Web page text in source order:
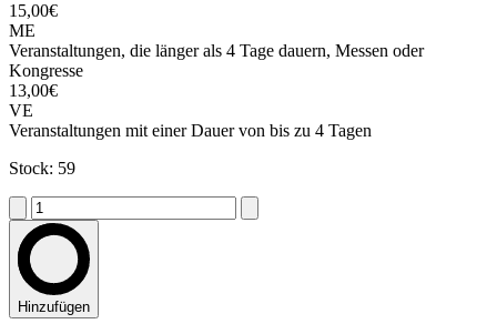
15,00€
ME
Veranstaltungen, die länger als 4 Tage dauern, Messen oder
Kongresse
13,00€
VE
Veranstaltungen mit einer Dauer von bis zu 4 Tagen
Stock: 59
Hinzufügen